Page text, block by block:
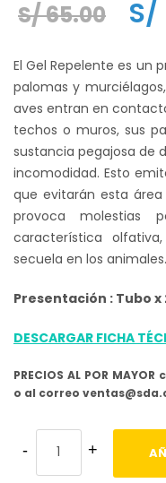
S/65.00
El
era:
S/
S/
El Gel Repelente es un
palomas y
aves entran en
techos o muros, sus
sustancia pegajosa de
incomodidad. Esto
que evitarán esta área
provoca molestias
característica
secuela en los animales.
Presentación : Tubo
DESCARGAR FICHA
PRECIOS AL POR
o al correo